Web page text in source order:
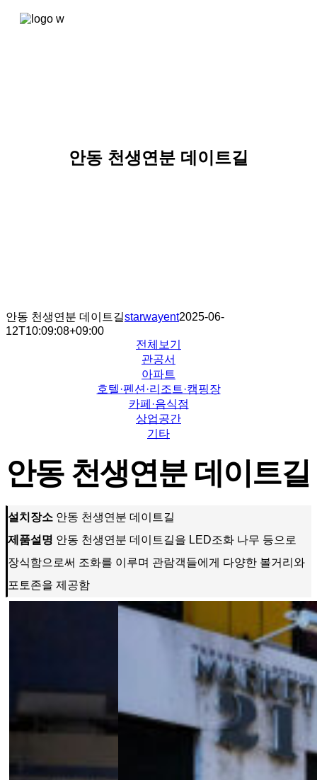
콘텐츠로
건너뛰기
안동 천생연분 데이트길
안동 천생연분 데이트길starwayent2025-06-
12T10:09:08+09:00
전체보기
관공서
아파트
호텔·펜션·리조트·캠핑장
카페·음식점
상업공간
기타
안동 천생연분 데이트길
설치장소 안동 천생연분 데이트길
제품설명 안동 천생연분 데이트길을 LED조화 나무 등으로
장식함으로써 조화를 이루며 관람객들에게 다양한 볼거리와
포토존을 제공함